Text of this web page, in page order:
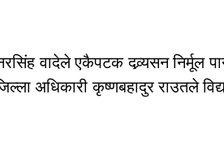
वादेले एकैपटक दव्र्यसन निर्मूल
अधिकारी कृष्णबहादुर राउतले